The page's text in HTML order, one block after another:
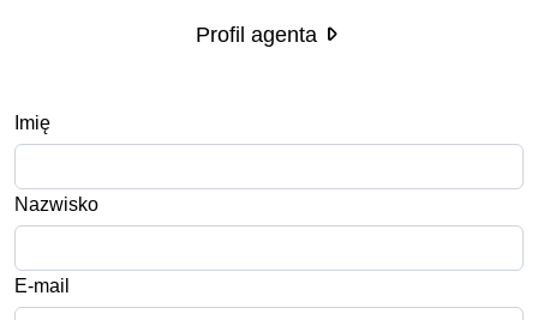
Profil agenta
Imię
Nazwisko
E-mail